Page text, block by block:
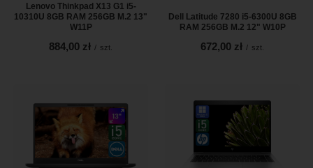
Lenovo Thinkpad X13 G1 i5-
10310U 8GB RAM 256GB M.2 13"
W11P
884,00 zł / szt.
Dell Latitude 7280 i5-6300U 8GB
RAM 256GB M.2 12" W10P
672,00 zł / szt.